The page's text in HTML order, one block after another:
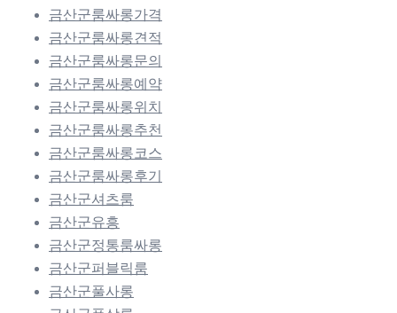
금산군룸싸롱가격
금산군룸싸롱견적
금산군룸싸롱문의
금산군룸싸롱예약
금산군룸싸롱위치
금산군룸싸롱추천
금산군룸싸롱코스
금산군룸싸롱후기
금산군셔츠룸
금산군유흥
금산군정통룸싸롱
금산군퍼블릭룸
금산군풀사롱